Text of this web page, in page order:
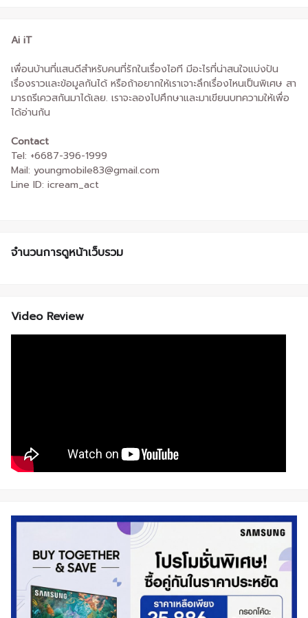
Ai iT
เพื่อนบ้านที่แสนดีสำหรับคนที่รักในเรื่องไอที มีอะไรที่น่าสนใจแบ่งปัน
เรื่องราวและข้อมูลกันได้ หรือถ้าอยากให้เราเจาะลึกเรื่องไหนเป็นพิเศษ สา
มารถรีเควสกันมาได้เลย. เราจะลองไปศึกษาและมาเขียนบทความให้เพื่อ
ได้อ่านกัน
Contact
Tel: +6687-396-1999
Mail: youngmobile83@gmail.com
Line ID: icream_act
จำนวนการดูหน้าเว็บรวม
Video Review